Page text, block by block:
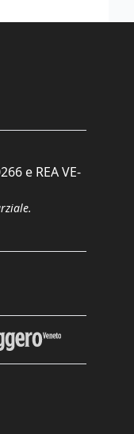
e REA VE-